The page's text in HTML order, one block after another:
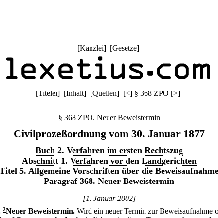
[Kanzlei] [Gesetze]
[Titelei] [Inhalt] [Quellen] [<] § 368 ZPO [>]
§ 368 ZPO. Neuer Beweistermin
Civilprozeßordnung vom 30. Januar 1877
Buch 2. Verfahren im ersten Rechtszug
Abschnitt 1. Verfahren vor den Landgerichten
Titel 5. Allgemeine Vorschriften über die Beweisaufnahme
Paragraf 368. Neuer Beweistermin
[1. Januar 2002]
2Neuer Beweistermin. Wird ein neuer Termin zur Beweisaufnahme